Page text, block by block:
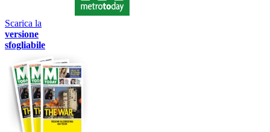
Scarica la
versione
sfogliabile